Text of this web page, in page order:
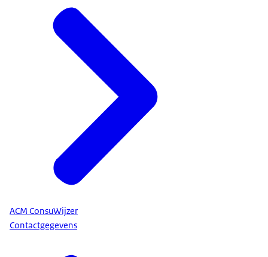
ACM ConsuWijzer
Contactgegevens